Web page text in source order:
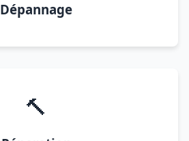
Dépannage
🔨